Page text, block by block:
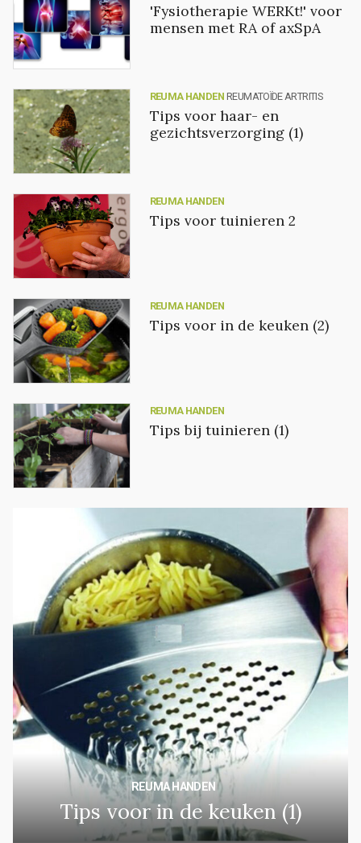
'Fysiotherapie WERKt!' voor
mensen met RA of axSpA
REUMA HANDEN REUMATOÏDE ARTRITIS
Tips voor haar- en
gezichtsverzorging (1)
REUMA HANDEN
Tips voor tuinieren 2
REUMA HANDEN
Tips voor in de keuken (2)
REUMA HANDEN
Tips bij tuinieren (1)
REUMA HANDEN
Tips voor in de keuken (1)